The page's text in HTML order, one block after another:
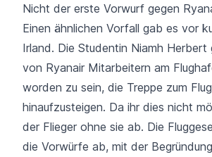
Nicht der erste Vorwurf gegen
Einen ähnlichen Vorfall gab es vor
Irland. Die Studentin Niamh Herbert
von Ryanair Mitarbeitern am
worden zu sein, die Treppe zum
hinaufzusteigen. Da ihr dies nicht
der Flieger ohne sie ab. Die
die Vorwürfe ab, mit der